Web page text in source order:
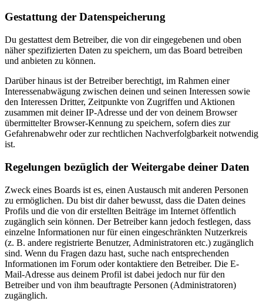
Gestattung der Datenspeicherung
Du gestattest dem Betreiber, die von dir eingegebenen und oben
näher spezifizierten Daten zu speichern, um das Board betreiben
und anbieten zu können.
Darüber hinaus ist der Betreiber berechtigt, im Rahmen einer
Interessenabwägung zwischen deinen und seinen Interessen sowie
den Interessen Dritter, Zeitpunkte von Zugriffen und Aktionen
zusammen mit deiner IP-Adresse und der von deinem Browser
übermittelter Browser-Kennung zu speichern, sofern dies zur
Gefahrenabwehr oder zur rechtlichen Nachverfolgbarkeit notwendig
ist.
Regelungen bezüglich der Weitergabe deiner Daten
Zweck eines Boards ist es, einen Austausch mit anderen Personen
zu ermöglichen. Du bist dir daher bewusst, dass die Daten deines
Profils und die von dir erstellten Beiträge im Internet öffentlich
zugänglich sein können. Der Betreiber kann jedoch festlegen, dass
einzelne Informationen nur für einen eingeschränkten Nutzerkreis
(z. B. andere registrierte Benutzer, Administratoren etc.) zugänglich
sind. Wenn du Fragen dazu hast, suche nach entsprechenden
Informationen im Forum oder kontaktiere den Betreiber. Die E-
Mail-Adresse aus deinem Profil ist dabei jedoch nur für den
Betreiber und von ihm beauftragte Personen (Administratoren)
zugänglich.